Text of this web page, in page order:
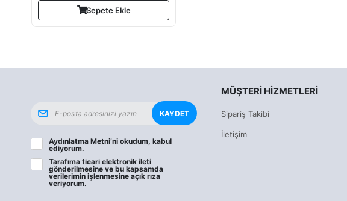
Sepete Ekle
MÜŞTERI HIZMETLERI
Sipariş Takibi
İletişim
KAYDET
Aydınlatma Metni’ni okudum, kabul
ediyorum.
Tarafıma ticari elektronik ileti
gönderilmesine ve bu kapsamda
verilerimin işlenmesineaçık rıza
veriyorum.